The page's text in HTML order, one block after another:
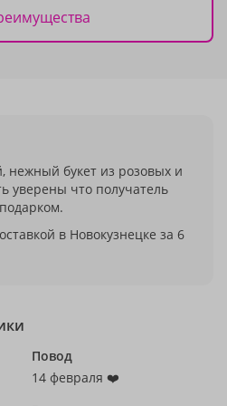
нежный букет из розовых и
уверены что получатель
в Новокузнецке за 6
Повод
14 февраля ❤️